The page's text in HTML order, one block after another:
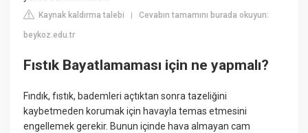
Kaynak kaldırma talebi |Cevabın tamamını burada okuyun:
beykoz.edu.tr
Fıstık Bayatlamaması için ne yapmalı?
Fındık, fıstık, bademleri açtıktan sonra tazeliğini
kaybetmeden korumak için havayla temas etmesini
engellemek gerekir. Bunun içinde hava almayan cam